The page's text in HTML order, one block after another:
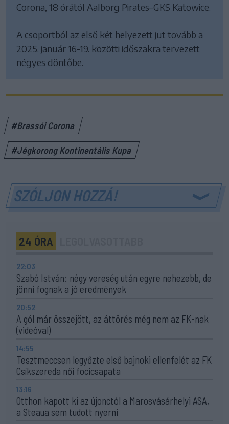
Corona, 18 órától Aalborg Pirates–GKS Katowice.
A csoportból az első két helyezett jut tovább a
2025. január 16-19. közötti időszakra tervezett
négyes döntőbe.
#Brassói Corona
#Jégkorong Kontinentális Kupa
SZÓLJON HOZZÁ!
24 ÓRA
22:03
Szabó István: négy vereség után egyre nehezebb, de
jönni fognak a jó eredmények
20:52
A gól már összejött, az áttörés még nem az FK-nak
(videóval)
14:55
Tesztmeccsen legyőzte első bajnoki ellenfelét az FK
Csíkszereda női focicsapata
13:16
Otthon kapott ki az újonctól a Marosvásárhelyi ASA,
a Steaua sem tudott nyerni